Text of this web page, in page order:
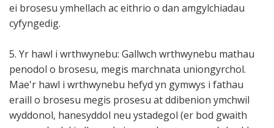
ei brosesu ymhellach ac eithrio o dan amgylchiadau
cyfyngedig.
5. Yr hawl i wrthwynebu: Gallwch wrthwynebu mathau
penodol o brosesu, megis marchnata uniongyrchol.
Mae'r hawl i wrthwynebu hefyd yn gymwys i fathau
eraill o brosesu megis prosesu at ddibenion ymchwil
wyddonol, hanesyddol neu ystadegol (er bod gwaith